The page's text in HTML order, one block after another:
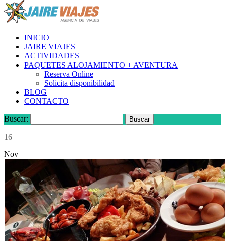
INICIO
JAIRE VIAJES
ACTIVIDADES
PAQUETES ALOJAMIENTO + AVENTURA
Reserva Online
Solicita disponibilidad
BLOG
CONTACTO
Buscar:
16
Nov